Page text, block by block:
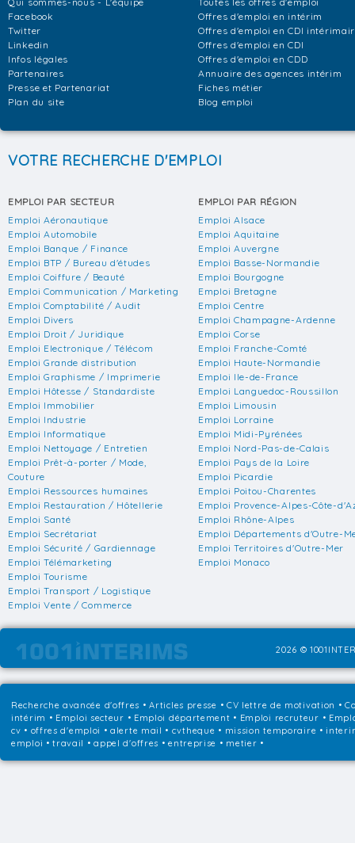
Facebook
Twitter
Linkedin
Infos légales
Partenaires
Presse et Partenariat
Plan du site
Offres d'emploi en intérim
Offres d'emploi en CDI
Offres d'emploi en CDI
Offres d'emploi en CDD
Annuaire des agences intérim
Fiches métier
Blog emploi
VOTRE RECHERCHE D'EMPLOI
EMPLOI PAR SECTEUR
Emploi Aéronautique
Emploi Automobile
Emploi Banque / Finance
Emploi BTP / Bureau d'études
Emploi Coiffure / Beauté
Emploi Communication / Marketing
Emploi Comptabilité / Audit
Emploi Divers
Emploi Droit / Juridique
Emploi Electronique / Télécom
Emploi Grande distribution
Emploi Graphisme / Imprimerie
Emploi Hôtesse / Standardiste
Emploi Immobilier
Emploi Industrie
Emploi Informatique
Emploi Nettoyage / Entretien
Emploi Prêt-à-porter / Mode,
Couture
Emploi Ressources humaines
Emploi Restauration / Hôtellerie
Emploi Santé
Emploi Secrétariat
Emploi Sécurité / Gardiennage
Emploi Télémarketing
Emploi Tourisme
Emploi Transport / Logistique
Emploi Vente / Commerce
EMPLOI PAR RÉGION
Emploi Alsace
Emploi Aquitaine
Emploi Auvergne
Emploi Basse-Normandie
Emploi Bourgogne
Emploi Bretagne
Emploi Centre
Emploi Champagne-Ardenne
Emploi Corse
Emploi Franche-Comté
Emploi Haute-Normandie
Emploi Ile-de-France
Emploi Languedoc-Roussillon
Emploi Limousin
Emploi Lorraine
Emploi Midi-Pyrénées
Emploi Nord-Pas-de-Calais
Emploi Pays de la Loire
Emploi Picardie
Emploi Poitou-Charentes
Emploi Provence-Alpes-Côte-
Emploi Rhône-Alpes
Emploi Départements d'Outre-
Emploi Territoires d'Outre-Mer
Emploi Monaco
2026 ©
Recherche avancée d'offres •Articles presse • CV lettre de motivation •
intérim • Emploi secteur • Emploi département • Emploi recruteur •
cv • offres d'emploi • alerte mail • cvtheque • mission temporaire •
emploi • travail • appel d'offres • entreprise • metier •